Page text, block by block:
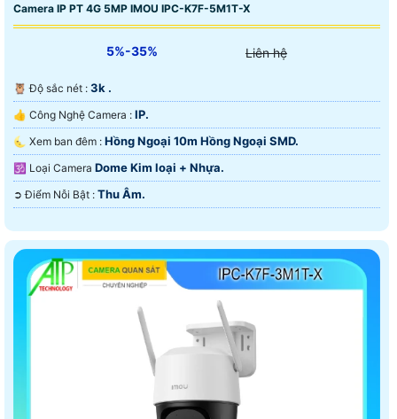
Camera IP PT 4G 5MP IMOU IPC-K7F-5M1T-X
5%-35% Liên hệ
🦉 Độ sắc nét : 3k .
👍 Công Nghệ Camera : IP.
🌜 Xem ban đêm : Hồng Ngoại 10m Hồng Ngoại SMD.
🕉️ Loại Camera Dome Kim loại + Nhựa.
️➲ Điểm Nỗi Bật : Thu Âm.